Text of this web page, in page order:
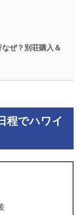
ぜ？別荘購入＆
程でハワイ